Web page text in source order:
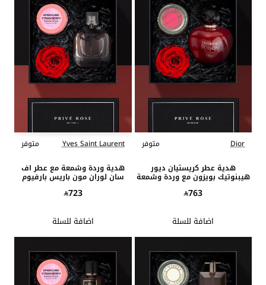
Dior
متوفر
هدية عطر كريستيان ديور
هيبنوتيك بويزون مع وردة وشمعة
763
اضافة للسلة
Yves Saint Laurent
متوفر
هدية وردة وشمعة مع عطر اف
سان لوران مون باريس بارفيوم
فلورال
723
اضافة للسلة